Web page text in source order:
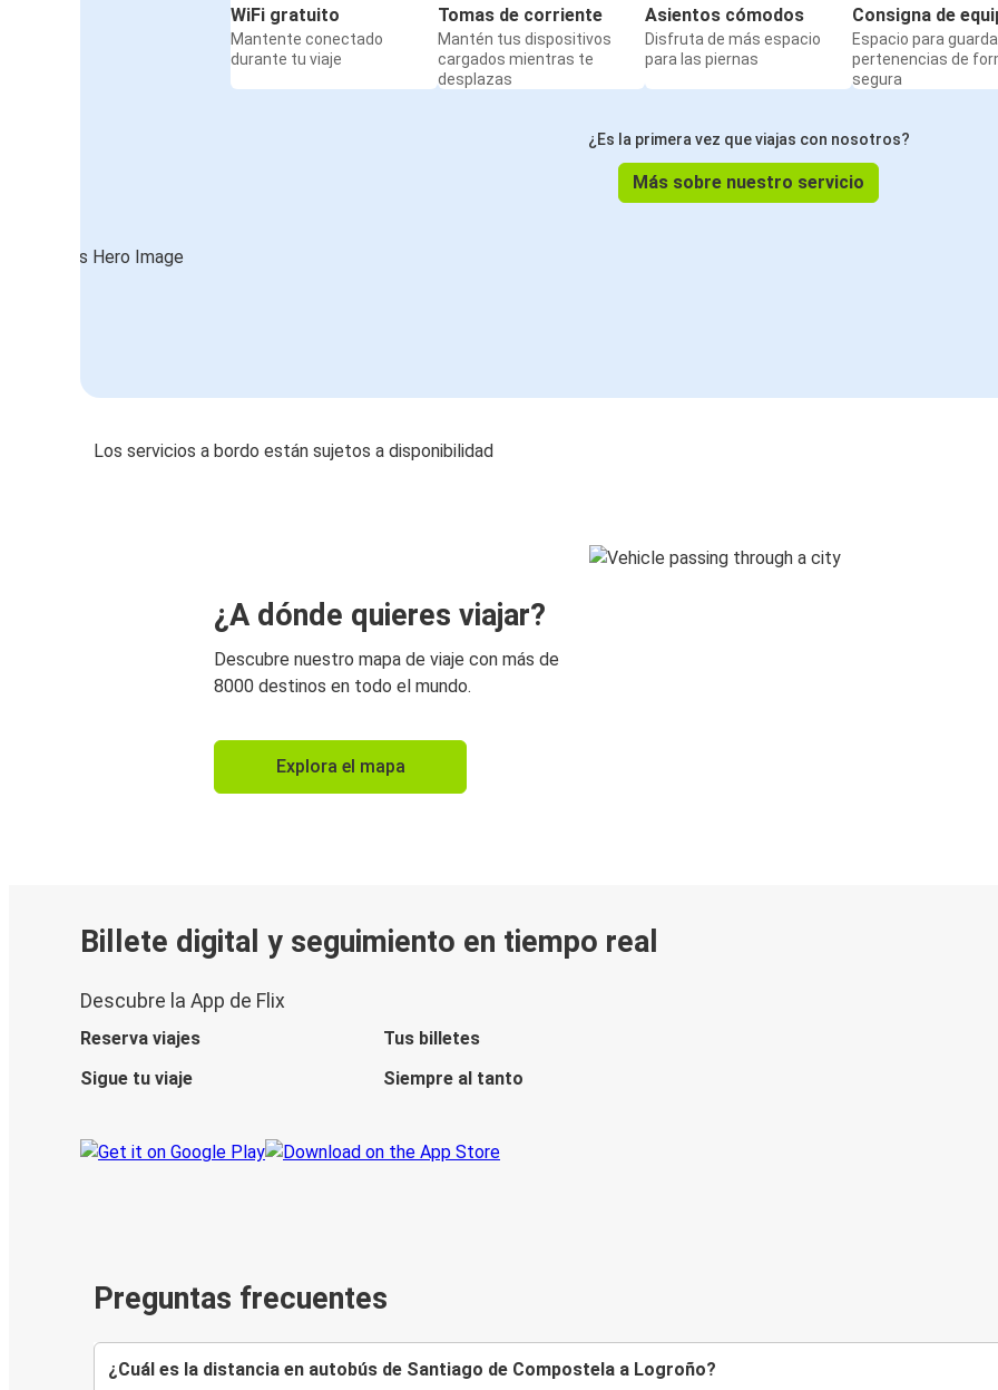
WiFi gratuito
Mantente conectado
durante tu viaje
Tomas de corriente
Mantén tus dispositivos
cargados mientras te
desplazas
Asientos cómodos
Disfruta de más espacio
para las piernas
Consigna de
Espacio para
pertenencias de
segura
¿Es la primera vez que viajas con nosotros?
Más sobre nuestro servicio
Los servicios a bordo están sujetos a disponibilidad
¿A dónde quieres viajar?
Descubre nuestro mapa de viaje con más de
8000 destinos en todo el mundo.
Explora el mapa
Billete digital y seguimiento en tiempo real
Descubre la App de Flix
Reserva viajes
Tus billetes
Sigue tu viaje
Siempre al tanto
Preguntas frecuentes
¿Cuál es la distancia en autobús de Santiago de Compostela a Logroño?